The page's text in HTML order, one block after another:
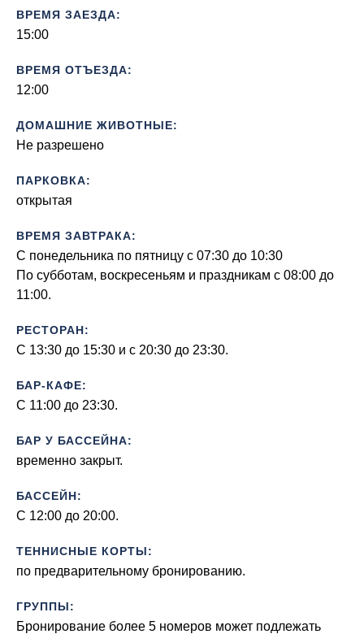
ВРЕМЯ ЗАЕЗДА:
15:00
ВРЕМЯ ОТЪЕЗДА:
12:00
ДОМАШНИЕ ЖИВОТНЫЕ:
Не разрешено
ПАРКОВКА:
открытая
ВРЕМЯ ЗАВТРАКА:
С понедельника по пятницу с 07:30 до 10:30
По субботам, воскресеньям и праздникам с 08:00 до
11:00.
РЕСТОРАН:
C 13:30 до 15:30 и с 20:30 до 23:30.
БАР-КАФЕ:
C 11:00 до 23:30.
БАР У БАССЕЙНА:
временно закрыт.
БАССЕЙН:
C 12:00 до 20:00.
ТЕННИСНЫЕ КОРТЫ:
по предварительному бронированию.
ГРУППЫ:
Бронирование более 5 номеров может подлежать